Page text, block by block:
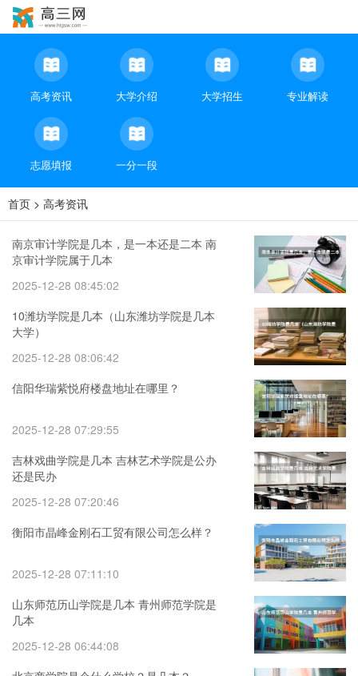
高考资讯 大学介绍 大学招生 专业解读
志愿填报 一分一段
首页 > 高考资讯
南京审计学院是几本，是一本还是二本 南
京审计学院属于几本
2025-12-28 08:45:02
10潍坊学院是几本（山东潍坊学院是几本
大学）
2025-12-28 08:06:42
信阳华瑞紫悦府楼盘地址在哪里？
2025-12-28 07:29:55
吉林戏曲学院是几本 吉林艺术学院是公办
还是民办
2025-12-28 07:20:46
衡阳市晶峰金刚石工贸有限公司怎么样？
2025-12-28 07:11:10
山东师范历山学院是几本 青州师范学院是
几本
2025-12-28 06:44:08